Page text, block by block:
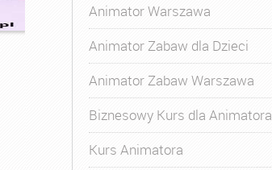
Animator Warszawa
Animator Zabaw dla Dzieci
Animator Zabaw Warszawa
Biznesowy Kurs dla Animatora
Kurs Animatora